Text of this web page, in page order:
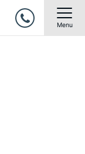
Menu